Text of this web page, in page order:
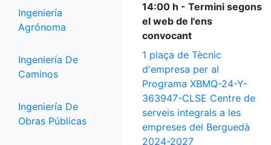
Ingeniería
Agrónoma
Ingeniería De
Caminos
Ingeniería De
Obras Públicas
14:00 h - Termini segons
el web de l'ens
convocant
1 plaça de Tècnic
d'empresa per al
Programa XBMQ-24-Y-
363947-CLSE Centre de
serveis integrals a les
empreses del Berguedà
2024-2027